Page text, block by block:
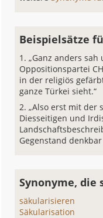
Beispielsätze
„Ganz anders
Oppositionspartei
in der religiös
ganze Türkei sieht.“
„Also erst mit der
Diesseitigen und
Gegenstand
Synonyme,
säkularisieren
Säkularisation